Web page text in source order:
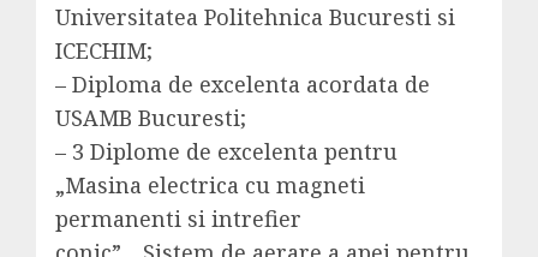
Universitatea Politehnica Bucuresti si
ICECHIM;
– Diploma de excelenta acordata de
USAMB Bucuresti;
– 3 Diplome de excelenta pentru
„Masina electrica cu magneti
permanenti si intrefier